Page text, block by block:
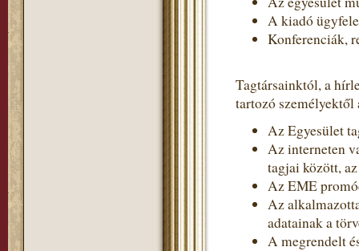
A kiadó
Konferenciák,
Tagtársainktól, a
tartozó
Az Egyesület
Az interneten
tagjai között,
Az EME
Az
adatainak a
A megrendelt